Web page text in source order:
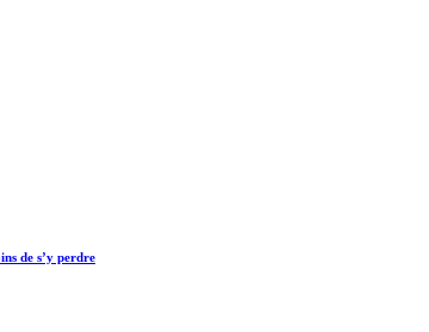
de s’y perdre